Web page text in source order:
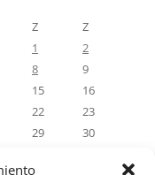
Z
Z
1
2
8
9
15
16
22
23
29
30